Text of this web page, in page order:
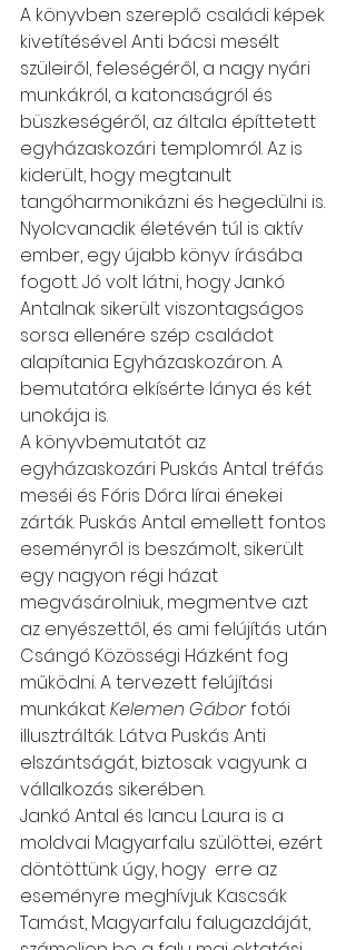
A könyvben szereplő családi képek
kivetítésével Anti bácsi mesélt
szüleiről, feleségéről, a nagy nyári
munkákról, a katonaságról és
büszkeségéről, az általa építtetett
egyházaskozári templomról. Az is
kiderült, hogy megtanult
tangóharmonikázni és hegedülni is.
Nyolcvanadik életévén túl is aktív
ember, egy újabb könyv írásába
fogott. Jó volt látni, hogy Jankó
Antalnak sikerült viszontagságos
sorsa ellenére szép családot
alapítania Egyházaskozáron. A
bemutatóra elkísérte lánya és két
unokája is.
A könyvbemutatót az
egyházaskozári Puskás Antal tréfás
meséi és Fóris Dóra lírai énekei
zárták. Puskás Antal emellett fontos
eseményről is beszámolt, sikerült
egy nagyon régi házat
megvásárolniuk, megmentve azt
az enyészettől, és ami felújítás után
Csángó Közösségi Házként fog
működni. A tervezett felújítási
munkákat Kelemen Gábor fotói
illusztrálták. Látva Puskás Anti
elszántságát, biztosak vagyunk a
vállalkozás sikerében.
Jankó Antal és Iancu Laura is a
moldvai Magyarfalu szülöttei, ezért
döntöttünk úgy, hogy  erre az
eseményre meghívjuk Kascsák
Tamást, Magyarfalu falugazdáját,